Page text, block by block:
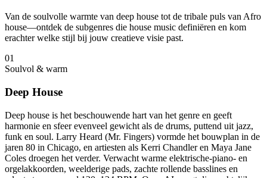
Van de soulvolle warmte van deep house tot de tribale puls van Afro
house—ontdek de subgenres die house music definiëren en kom
erachter welke stijl bij jouw creatieve visie past.
01
Soulvol & warm
Deep House
Deep house is het beschouwende hart van het genre en geeft
harmonie en sfeer evenveel gewicht als de drums, puttend uit jazz,
funk en soul. Larry Heard (Mr. Fingers) vormde het bouwplan in de
jaren 80 in Chicago, en artiesten als Kerri Chandler en Maya Jane
Coles droegen het verder. Verwacht warme elektrische-piano- en
orgelakkoorden, weelderige pads, zachte rollende basslines en